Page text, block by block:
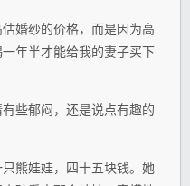
婚纱的价格，而是因为高
年半才能给我的妻子买下
些郁闷，还是说点有趣的
熊娃娃，四十五块钱。她